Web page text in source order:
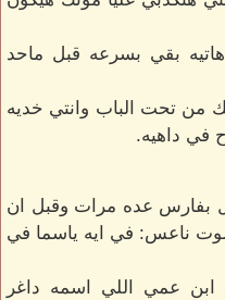
بقي بسرعه قبل ماحد
من تحت الباب وانتي خديه
في داهيه.
بفارس عده مرات وقبل ان
ناعس: في ايه ياسما في
ابن عمي اللي اسمه داغر